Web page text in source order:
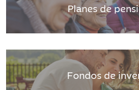
Planes de
Fondos de